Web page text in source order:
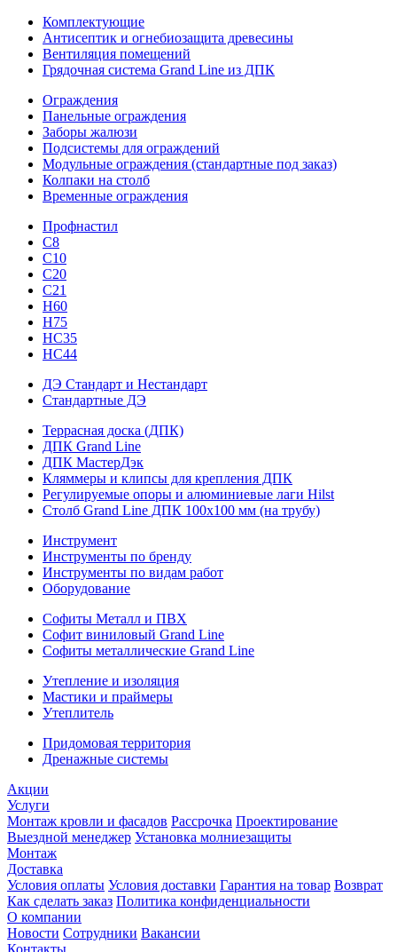
Комплектующие
Антисептик и огнебиозащита древесины
Вентиляция помещений
Грядочная система Grand Line из ДПК
Ограждения
Панельные ограждения
Заборы жалюзи
Подсистемы для ограждений
Модульные ограждения (стандартные под заказ)
Колпаки на столб
Временные ограждения
Профнастил
С8
С10
С20
С21
H60
H75
HС35
НС44
ДЭ Стандарт и Нестандарт
Стандартные ДЭ
Террасная доска (ДПК)
ДПК Grand Line
ДПК МастерДэк
Кляммеры и клипсы для крепления ДПК
Регулируемые опоры и алюминиевые лаги Hilst
Столб Grand Line ДПК 100х100 мм (на трубу)
Инструмент
Инструменты по бренду
Инструменты по видам работ
Оборудование
Софиты Металл и ПВХ
Софит виниловый Grand Line
Софиты металлические Grand Line
Утепление и изоляция
Мастики и праймеры
Утеплитель
Придомовая территория
Дренажные системы
Акции
Услуги
Монтаж кровли и фасадов Рассрочка Проектирование
Выездной менеджер Установка молниезащиты
Монтаж
Доставка
Условия оплаты Условия доставки Гарантия на товар Возврат
Как сделать заказ Политика конфиденциальности
О компании
Новости Сотрудники Вакансии
Контакты